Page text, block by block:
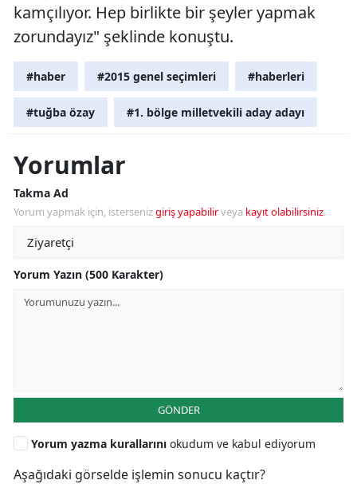
kamçılıyor. Hep birlikte bir şeyler yapmak
zorundayız" şeklinde konuştu.
#haber #2015 genel seçimleri #haberleri
#tuğba özay #1. bölge milletvekili aday adayı
Yorumlar
Takma Ad
Yorum yapmak için, istersenizgiriş yapabilirveya kayıt olabilirsiniz.
Yorum Yazın (500 Karakter)
GÖNDER
Yorum yazma kurallarını okudum ve kabul ediyorum
Aşağıdaki görselde işlemin sonucu kaçtır?